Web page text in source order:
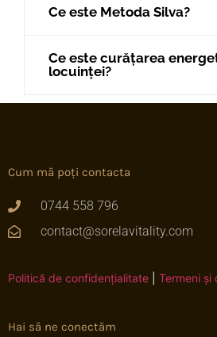
Ce este Metoda Silva?
Ce este curățarea
locuinței?
Cum mă poți contacta
0744 558 796
contact@sorelavitality.com
Politică de confidențialitate Termeni și
Hai să ne conectăm